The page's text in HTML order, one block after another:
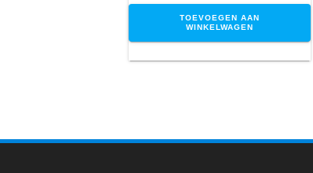
TOEVOEGEN AAN
WINKELWAGEN